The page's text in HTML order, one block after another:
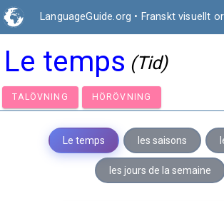
LanguageGuide.org • Franskt visuellt
Le temps (Tid)
TALÖVNING HÖRÖVNING
Le temps les saisons
les jours de la semaine